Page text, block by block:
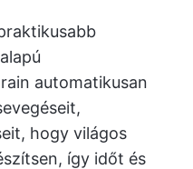
automatikusan
hogy világos
így időt és